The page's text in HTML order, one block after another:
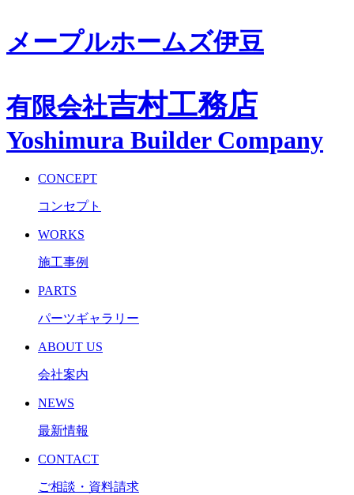
メープルホームズ伊豆
有限会社吉村工務店
Yoshimura Builder Company
CONCEPT
コンセプト
WORKS
施工事例
PARTS
パーツギャラリー
ABOUT US
会社案内
NEWS
最新情報
CONTACT
ご相談・資料請求